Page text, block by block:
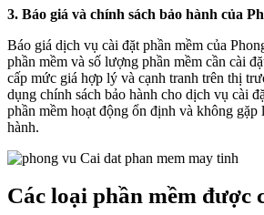
3. Báo giá và chính sách bảo hành của
Báo giá dịch vụ cài đặt phần mềm của
phần mềm và số lượng phần mềm cần cài
cấp mức giá hợp lý và cạnh tranh trên thị
dụng chính sách bảo hành cho dịch vụ cài
phần mềm hoạt động ổn định và không
hành.
Các loại phần mềm được